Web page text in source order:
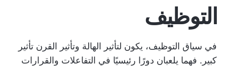
التوظيف
في سياق التوظيف، يكون لتأثير الهالة وتأثير القرن تأثير
كبير. فهما يلعبان دورًا رئيسيًا في التفاعلات والقرارات